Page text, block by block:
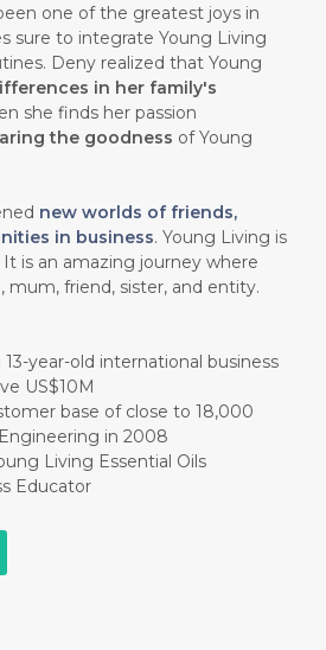
#CHILD
#CHOCOLATE
#CHOLESTEROL
#CIRCULATION
#CITRONELLA
#CLEANSER
#COCONUT OIL
#COLD
#collagen
one of the greatest joys in
sure to integrate Young Living
Deny realized that Young
in her family's
she finds her passion
the goodness of Young
new worlds of friends,
in business. Young Living is
is an amazing journey where
mum, friend, sister, and entity.
year-old international business
US$10M
base of close to 18,000
in 2008
Living Essential Oils
Educator